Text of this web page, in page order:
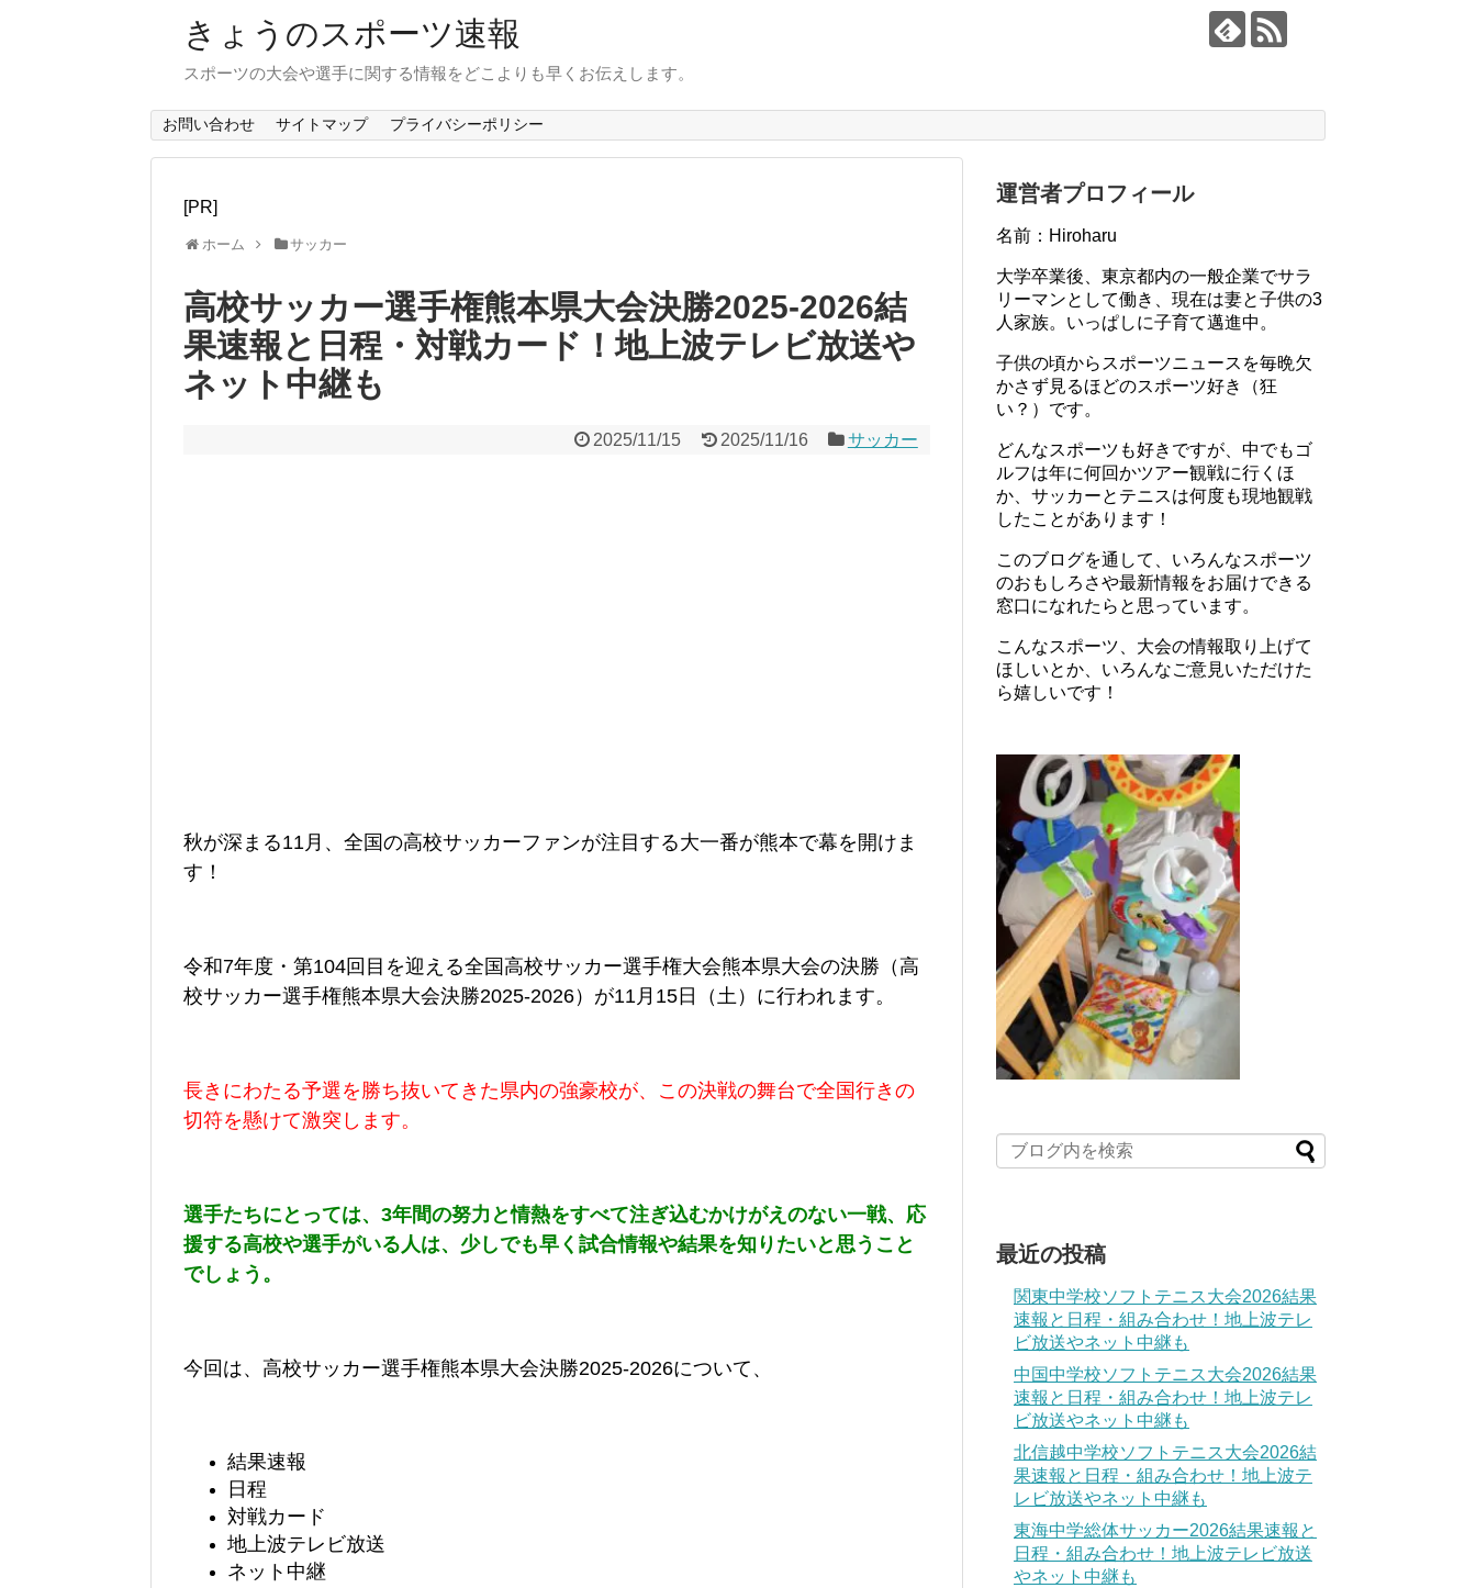
きょうのスポーツ速報
スポーツの大会や選手に関する情報をどこよりも早くお伝えします。
お問い合わせ サイトマップ プライバシーポリシー
[PR]
ホーム サッカー
高校サッカー選手権熊本県大会決勝2025-2026結
果速報と日程・対戦カード！地上波テレビ放送や
ネット中継も
2025/11/15 2025/11/16 サッカー
秋が深まる11月、全国の高校サッカーファンが注目する大一番が熊本で幕を開けま
す！
令和7年度・第104回目を迎える全国高校サッカー選手権大会熊本県大会の決勝（高
校サッカー選手権熊本県大会決勝2025-2026）が11月15日（土）に行われます。
長きにわたる予選を勝ち抜いてきた県内の強豪校が、この決戦の舞台で全国行きの
切符を懸けて激突します。
選手たちにとっては、3年間の努力と情熱をすべて注ぎ込むかけがえのない一戦、応
援する高校や選手がいる人は、少しでも早く試合情報や結果を知りたいと思うこと
でしょう。
今回は、高校サッカー選手権熊本県大会決勝2025-2026について、
結果速報
日程
対戦カード
地上波テレビ放送
ネット中継
運営者プロフィール
名前：Hiroharu
大学卒業後、東京都内の一般企業でサラ
リーマンとして働き、現在は妻と子供の3
人家族。いっぱしに子育て邁進中。
子供の頃からスポーツニュースを毎晩欠
かさず見るほどのスポーツ好き（狂
い？）です。
どんなスポーツも好きですが、中でもゴ
ルフは年に何回かツアー観戦に行くほ
か、サッカーとテニスは何度も現地観戦
したことがあります！
このブログを通して、いろんなスポーツ
のおもしろさや最新情報をお届けできる
窓口になれたらと思っています。
こんなスポーツ、大会の情報取り上げて
ほしいとか、いろんなご意見いただけた
ら嬉しいです！
最近の投稿
関東中学校ソフトテニス大会2026結果
速報と日程・組み合わせ！地上波テレ
ビ放送やネット中継も
中国中学校ソフトテニス大会2026結果
速報と日程・組み合わせ！地上波テレ
ビ放送やネット中継も
北信越中学校ソフトテニス大会2026結
果速報と日程・組み合わせ！地上波テ
レビ放送やネット中継も
東海中学総体サッカー2026結果速報と
日程・組み合わせ！地上波テレビ放送
やネット中継も